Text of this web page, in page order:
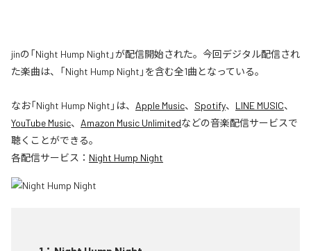
jinの「Night Hump Night」が配信開始された。今回デジタル配信され
た楽曲は、「Night Hump Night」を含む全1曲となっている。
なお「Night Hump Night 」は、 Apple Music、 Spotify、 LINE MUSIC、
YouTube Music、 Amazon Music Unlimitedなどの音楽配信サービスで
聴くことができる。
各配信サービス： Night Hump Night